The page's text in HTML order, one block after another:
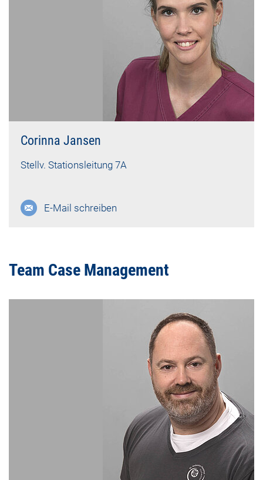
Corinna Jansen
Stellv. Stationsleitung 7A
E-Mail schreiben
Team Case Management